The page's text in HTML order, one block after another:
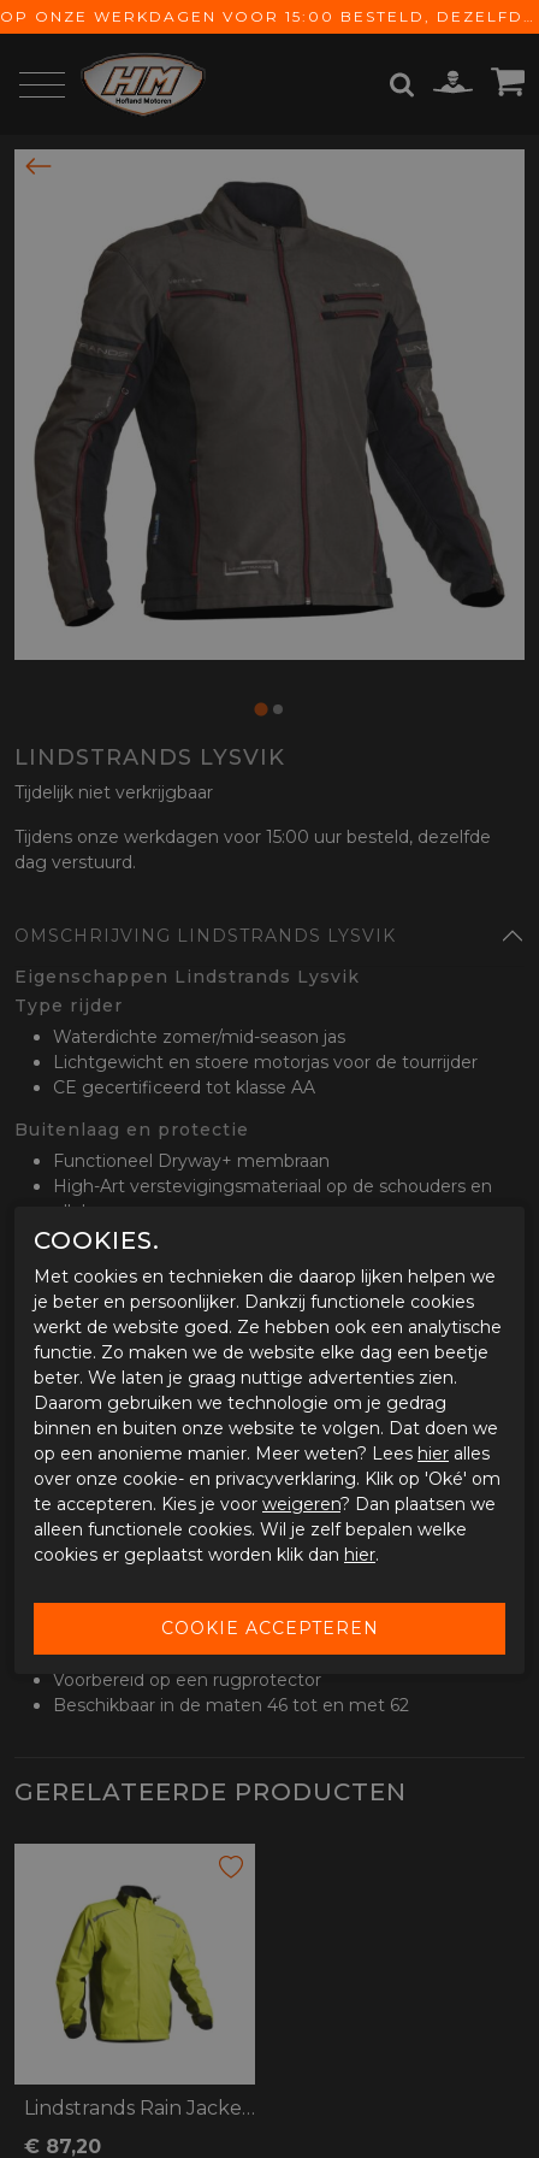
OP ONZE WERKDAGEN VOOR 15:00 BESTELD, DEZELFDE DAG VERZONDEN! GRATIS VERZENDING VANAF € 65,-
LINDSTRANDS LYSVIK
Tijdelijk niet verkrijgbaar
Tijdens onze werkdagen voor 15:00 uur besteld, dezelfde
dag verstuurd.
OMSCHRIJVING LINDSTRANDS LYSVIK
Eigenschappen Lindstrands Lysvik
Type rijder
Waterdichte zomer/mid-season jas
Lichtgewicht en stoere motorjas voor de tourrijder
CE gecertificeerd tot klasse AA
Buitenlaag en protectie
Functioneel Dryway+ membraan
High-Art verstevigingsmateriaal op de schouders en
ellebogen
Verstelbare CE level 1 schouder- en
Reflectoren
Ventilatie
Lange ventilatieritsen op de mouw
Ventilatieritsen op de borst en rug
Waterdicht en binnenvoering
Ademend, wind en waterdicht Dryway+ membraan.
Stel- en opbergmogelijkheden
Verstelbaar op de heup
Lange bevestigingsrits voor aan de broek
Voorbereid op een rugprotector
Beschikbaar in de maten 46 tot en met 62
GERELATEERDE PRODUCTEN
Lindstrands Rain Jacket DW+
€ 87,20
COOKIES.
Met cookies en technieken die daarop lijken helpen we
je beter en persoonlijker. Dankzij functionele cookies
werkt de website goed. Ze hebben ook een analytische
functie. Zo maken we de website elke dag een beetje
beter. We laten je graag nuttige advertenties zien.
Daarom gebruiken we technologie om je gedrag
binnen en buiten onze website te volgen. Dat doen we
op een anonieme manier. Meer weten? Lees hier alles
over onze cookie- en privacyverklaring. Klik op 'Oké' om
te accepteren. Kies je voor weigeren? Dan plaatsen we
alleen functionele cookies. Wil je zelf bepalen welke
cookies er geplaatst worden klik dan hier.